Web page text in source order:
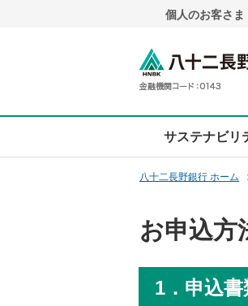
個人のお客さま
サステナビリ
八十二長野銀行 ホーム
お申込方
1．申込